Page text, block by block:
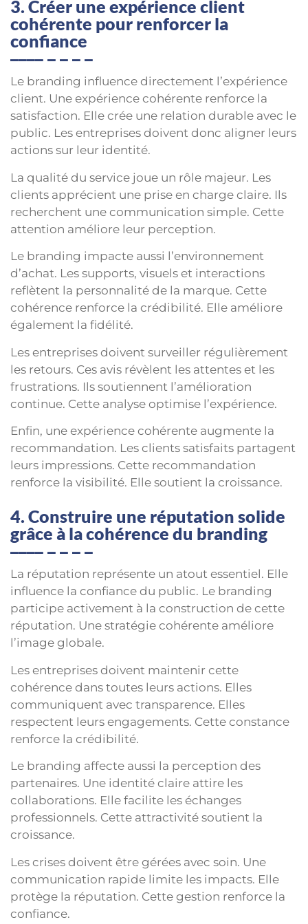
3. Créer une expérience client
cohérente pour renforcer la
confiance
Le branding influence directement l’expérience
client. Une expérience cohérente renforce la
satisfaction. Elle crée une relation durable avec le
public. Les entreprises doivent donc aligner leurs
actions sur leur identité.
La qualité du service joue un rôle majeur. Les
clients apprécient une prise en charge claire. Ils
recherchent une communication simple. Cette
attention améliore leur perception.
Le branding impacte aussi l’environnement
d’achat. Les supports, visuels et interactions
reflètent la personnalité de la marque. Cette
cohérence renforce la crédibilité. Elle améliore
également la fidélité.
Les entreprises doivent surveiller régulièrement
les retours. Ces avis révèlent les attentes et les
frustrations. Ils soutiennent l’amélioration
continue. Cette analyse optimise l’expérience.
Enfin, une expérience cohérente augmente la
recommandation. Les clients satisfaits partagent
leurs impressions. Cette recommandation
renforce la visibilité. Elle soutient la croissance.
4. Construire une réputation solide
grâce à la cohérence du branding
La réputation représente un atout essentiel. Elle
influence la confiance du public. Le branding
participe activement à la construction de cette
réputation. Une stratégie cohérente améliore
l’image globale.
Les entreprises doivent maintenir cette
cohérence dans toutes leurs actions. Elles
communiquent avec transparence. Elles
respectent leurs engagements. Cette constance
renforce la crédibilité.
Le branding affecte aussi la perception des
partenaires. Une identité claire attire les
collaborations. Elle facilite les échanges
professionnels. Cette attractivité soutient la
croissance.
Les crises doivent être gérées avec soin. Une
communication rapide limite les impacts. Elle
protège la réputation. Cette gestion renforce la
confiance.